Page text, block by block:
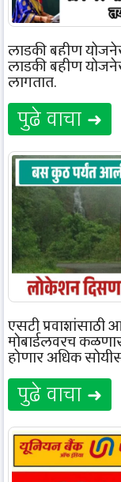
लाडकी बहीण
लाडकी बहीण
लागतात.
पुढे वाचा ➜
एसटी प्रवाशांसाठी
मोबाईलवरच
होणार अधिक
पुढे वाचा ➜